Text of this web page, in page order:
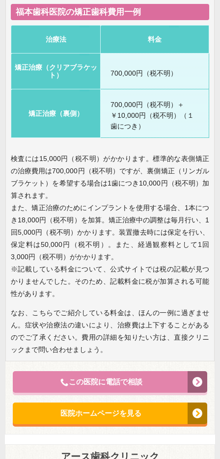
福本歯科医院の矯正歯科費用一例
治療法 料金
矯正治療（クリアブラケッ
ト）
700,000円（税不明）
矯正治療（裏側）
700,000円（税不明）＋
￥10,000円（税不明）（１
歯につき）
検査には15,000円（税不明）がかかります。標準的な表側矯正
の治療費用は700,000円（税不明）ですが、裏側矯正（リンガル
ブラケット）を希望する場合は1歯につき10,000円（税不明）加
算されます。
また、矯正治療のためにインプラントを使用する場合、1本につ
き18,000円（税不明）を加算。矯正治療中の調整は毎月行い、1
回5,000円（税不明）かかります。装置撤去時には保定を行い、
保定料は50,000円（税不明）。また、経過観察料として1回
3,000円（税不明）がかかります。
※記載している料金について、公式サイトでは税の記載が見つ
かりませんでした。そのため、記載料金に税が加算される可能
性があります。
なお、こちらでご紹介している料金は、ほんの一例に過ぎませ
ん。症状や治療法の違いにより、治療費は上下することがある
のでご了承ください。費用の詳細を知りたい方は、直接クリニ
ックまで問い合わせましょう。
この医院に電話で相談
医院ホームページを見る
アース歯科クリニック